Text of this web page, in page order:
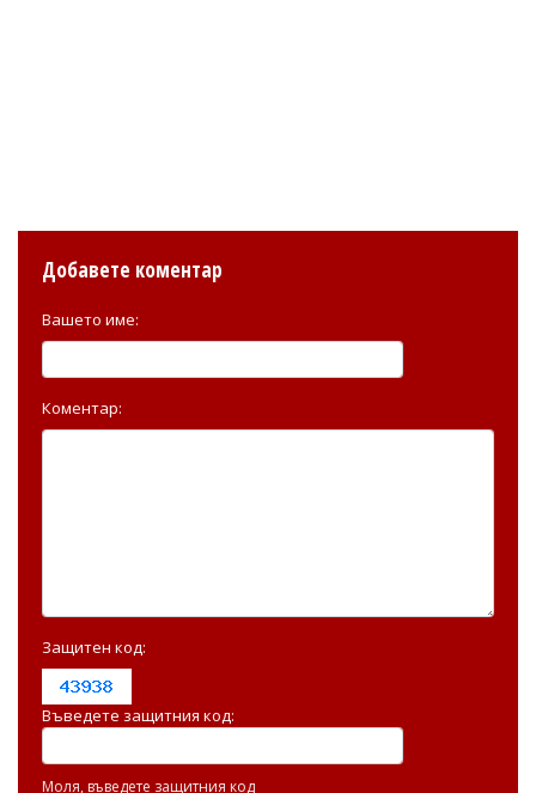
Добавете коментар
Вашето име:
Коментар:
Защитен код:
Въведете защитния код:
Моля, въведете защитния код